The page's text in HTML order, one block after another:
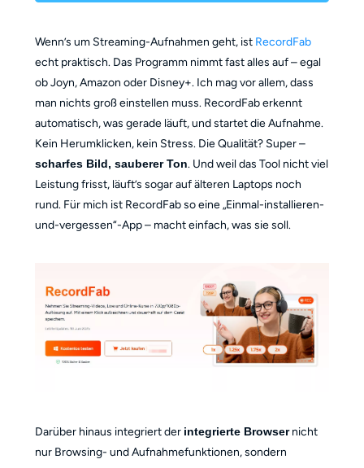
Wenn’s um Streaming-Aufnahmen geht, ist RecordFab
echt praktisch. Das Programm nimmt fast alles auf – egal
ob Joyn, Amazon oder Disney+. Ich mag vor allem, dass
man nichts groß einstellen muss. RecordFab erkennt
automatisch, was gerade läuft, und startet die Aufnahme.
Kein Herumklicken, kein Stress. Die Qualität? Super –
scharfes Bild, sauberer Ton. Und weil das Tool nicht viel
Leistung frisst, läuft’s sogar auf älteren Laptops noch
rund. Für mich ist RecordFab so eine „Einmal-installieren-
und-vergessen“-App – macht einfach, was sie soll.
Darüber hinaus integriert der integrierte Browsernicht
nur Browsing- und Aufnahmefunktionen, sondern